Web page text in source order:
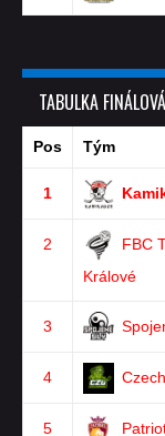
TABULKA
Pos Tým
1
2
FBC
Králové
3
4
5